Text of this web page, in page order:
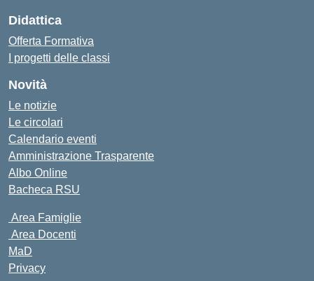
Didattica
Offerta Formativa
I progetti delle classi
Novità
Le notizie
Le circolari
Calendario eventi
Amministrazione Trasparente
Albo Online
Bacheca RSU
Area Famiglie
Area Docenti
MaD
Privacy